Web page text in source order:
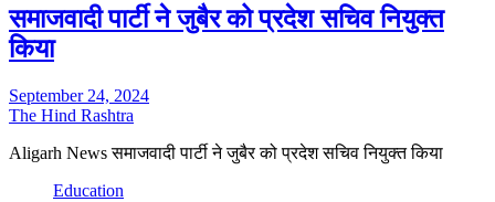
समाजवादी पार्टी ने जुबैर को प्रदेश सचिव नियुक्त
किया
September 24, 2024
The Hind Rashtra
Aligarh News समाजवादी पार्टी ने जुबैर को प्रदेश सचिव नियुक्त किया
Education